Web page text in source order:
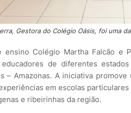
Gestora do Colégio Oásis, foi uma
Colégio Martha Falcão e
de diferentes
– Amazonas. A iniciativa
em escolas
e ribeirinhas da região.